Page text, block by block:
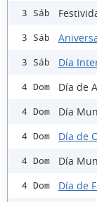
3 Sáb
3 Sáb
3 Sáb Día
4 Dom Día de
4 Dom Día
4 Dom Día de
4 Dom Día
4 Dom Día de